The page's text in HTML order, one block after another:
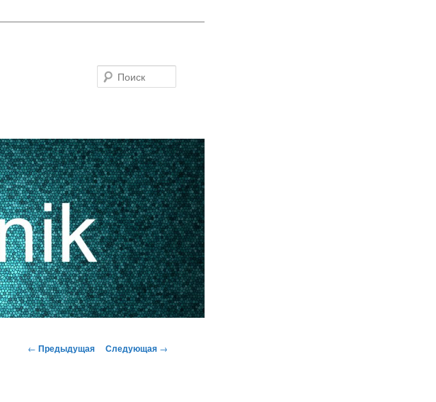
Навигация
← Предыдущая Следующая →